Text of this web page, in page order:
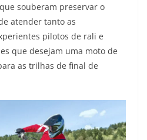
souberam preservar o
atender tanto as
pilotos de rali e
que desejam uma moto de
as trilhas de final de